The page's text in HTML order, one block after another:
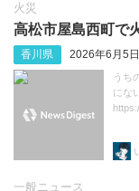
火災
高松市屋島西町で
香川県 2026年6月5
うち
にな
一般ニュース